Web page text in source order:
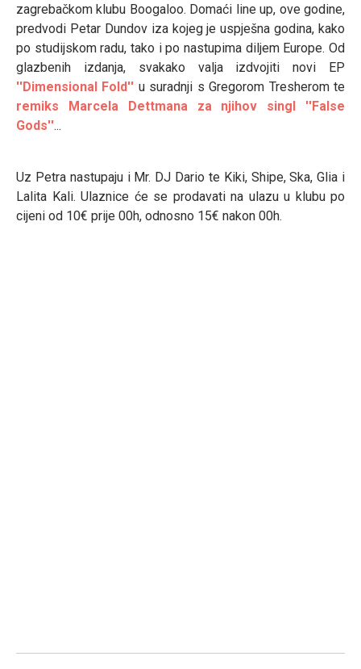
zagrebačkom klubu Boogaloo. Domaći line up, ove godine,
predvodi Petar Dundov iza kojeg je uspješna godina, kako
po studijskom radu, tako i po nastupima diljem Europe. Od
glazbenih izdanja, svakako valja izdvojiti novi EP
''Dimensional Fold'' u suradnji s Gregorom Tresherom te
remiks Marcela Dettmana za njihov singl ''False
Gods''...
Uz Petra nastupaju i Mr. DJ Dario te Kiki, Shipe, Ska, Glia i
Lalita Kali. Ulaznice će se prodavati na ulazu u klubu po
cijeni od 10€ prije 00h, odnosno 15€ nakon 00h.